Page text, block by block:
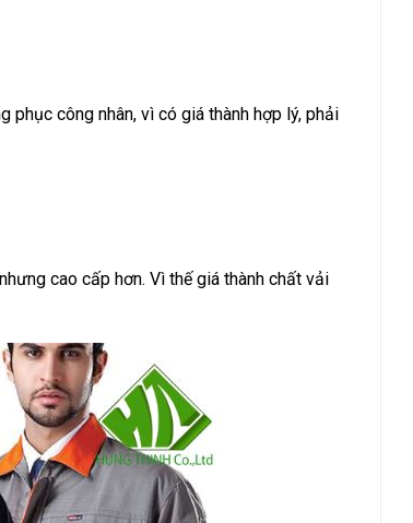
công nhân, vì có giá thành hợp lý, phải
cao cấp hơn. Vì thế giá thành chất vải